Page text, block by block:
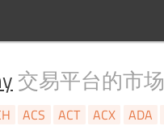
交易平台的市场
ACS ACT ACX ADA